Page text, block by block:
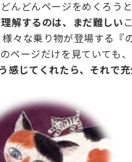
んどんページをめくろ
解するのは、まだ難しい
々な乗り物が登場する『
ージだけを見ていても
じてくれたら、それで充